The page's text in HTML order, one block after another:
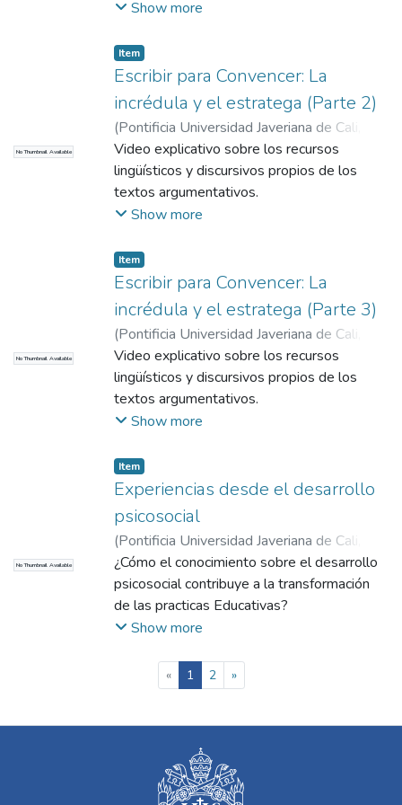
Constain, Sofía
Castañeda Ramírez, Claudia Rocío
la guerrilla en su viaje hacia Bogotá. Debido
médicas que le ocasionaron el Síndrome de
Guillain-Barré, el cual finalmente fue tratado
con éxito.
Show more
No Thumbnail Available
Item
Escribir para Convencer: La
incrédula y el estratega (Parte 2)
(Pontificia Universidad Javeriana de Cali
2017 )López Gil, Karen Shirley;Chacón
Peña, Sergio
Video explicativo sobre los recursos
lingüísticos y discursivos propios de los
textos argumentativos.
Show more
No Thumbnail Available
Item
Escribir para Convencer: La
incrédula y el estratega (Parte 3)
(Pontificia Universidad Javeriana de Cali
2017 )López Gil, Karen Shirley;Chacón
Peña, Sergio
Video explicativo sobre los recursos
lingüísticos y discursivos propios de los
textos argumentativos.
Show more
No Thumbnail Available
Item
Experiencias desde el desarrollo
psicosocial
(Pontificia Universidad Javeriana de Cali
2018) Cerón Zambrano, Gilma;Muñoz,
Nésto
¿Cómo el conocimiento sobre el desarrollo
psicosocial contribuye a la transformación
de las practicas Educativas?
Show more
« 1(current)
2 »